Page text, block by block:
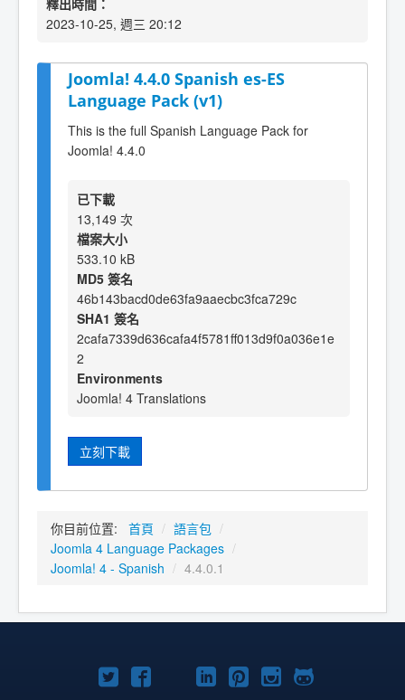
釋出時間：
2023-10-25, 週三 20:12
Joomla! 4.4.0 Spanish es-ES
Language Pack (v1)
This is the full Spanish Language Pack for
Joomla! 4.4.0
已下載
13,149 次
檔案大小
533.10 kB
MD5 簽名
46b143bacd0de63fa9aaecbc3fca729c
SHA1 簽名
2cafa7339d636cafa4f5781ff013d9f0a036e1e
2
Environments
Joomla! 4 Translations
立刻下載
你目前位置: 首頁 / 語言包 /
Joomla 4 Language Packages /
Joomla! 4 - Spanish / 4.4.0.1
TwitterFacebookYouTube
Linkedln
Pinterest
Instagram
GitHub